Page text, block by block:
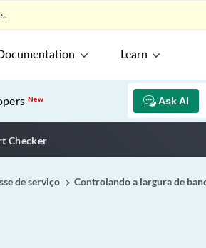
Learn
Ask AI
New
Checker
de serviço Controlando a largura de